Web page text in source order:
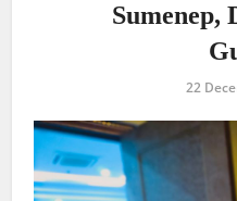
Sumenep,
22